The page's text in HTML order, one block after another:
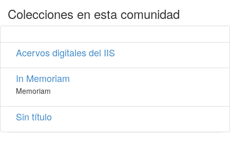
Colecciones en esta comunidad
Acervos digitales del IIS
In Memoriam
Memoriam
Sin título